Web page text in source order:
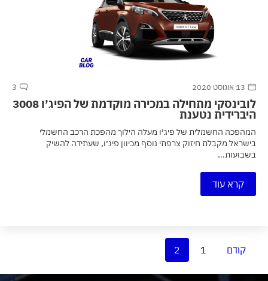
13 אוגוסט 2020 3
לובינסקי מתחילה במכירה מוקדמת של הפיג׳ו 3008
היברידית נטענת
המהפכה החשמלית של פיג׳ו מעלה הילוך מהפכת הרכב החשמלי
בישראל מקבלת חיזוק צרפתי נוסף מכיוון פיג׳ו, שעתידה להשיק
בשבועות...
קרא עוד
קודם 1
2